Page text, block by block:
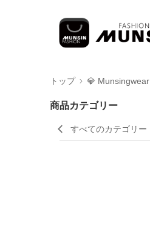
トップ 💎 Munsingwear
商品カテゴリー
すべてのカテゴリー